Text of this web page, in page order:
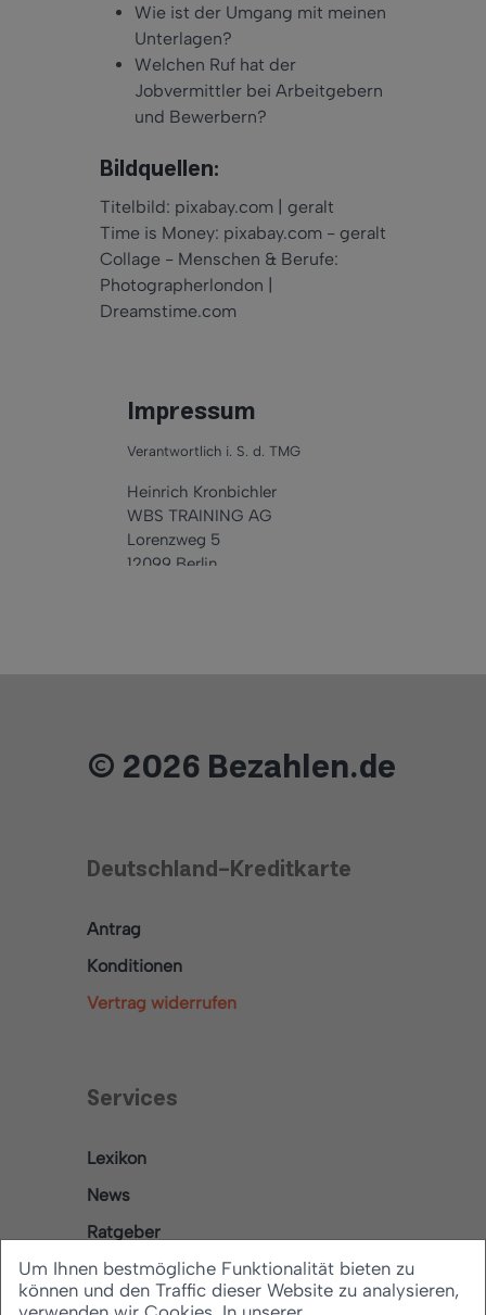
Wie ist der Umgang mit meinen
Unterlagen?
Welchen Ruf hat der
Jobvermittler bei Arbeitgebern
und Bewerbern?
Bildquellen:
Titelbild: pixabay.com | geralt
Time is Money: pixabay.com - geralt
Collage - Menschen & Berufe:
Photographerlondon |
Dreamstime.com
Impressum
Verantwortlich i. S. d. TMG
Heinrich Kronbichler
WBS TRAINING AG
Lorenzweg 5
12099 Berlin
© 2026 Bezahlen.de
Deutschland-Kreditkarte
Antrag
Konditionen
Vertrag widerrufen
Services
Lexikon
News
Ratgeber
Um Ihnen bestmögliche Funktionalität bieten zu
können und den Traffic dieser Website zu analysieren,